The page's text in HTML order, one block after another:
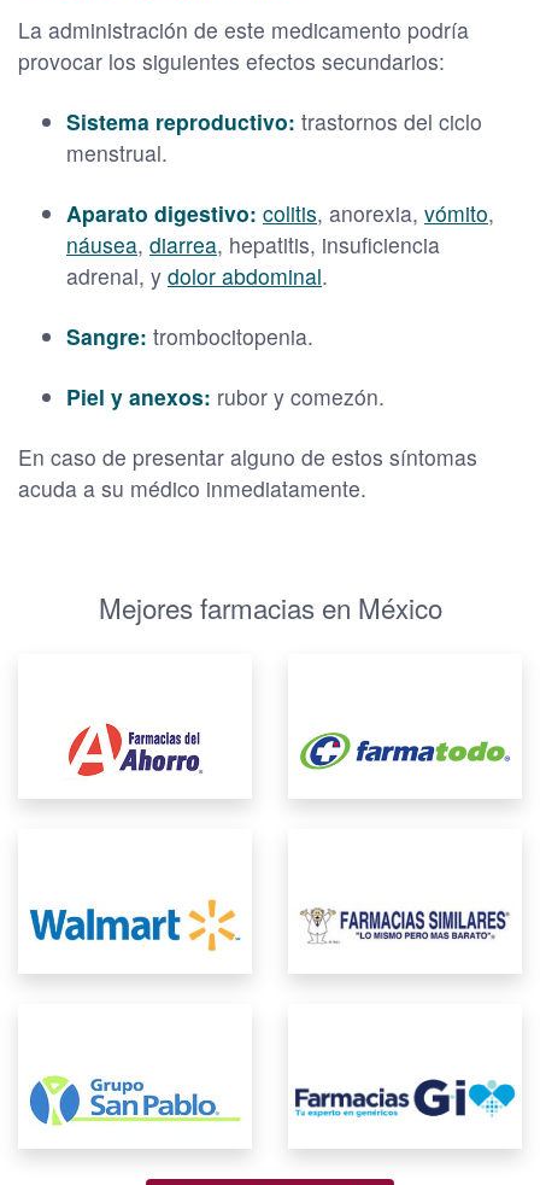
La administración de este medicamento podría
provocar los siguientes efectos secundarios:
Sistema reproductivo: trastornos del ciclo
menstrual.
Aparato digestivo: colitis, anorexia, vómito,
náusea, diarrea, hepatitis, insuficiencia
adrenal, y dolor abdominal.
Sangre: trombocitopenia.
Piel y anexos: rubor y comezón.
En caso de presentar alguno de estos síntomas
acuda a su médico inmediatamente.
Mejores farmacias en México